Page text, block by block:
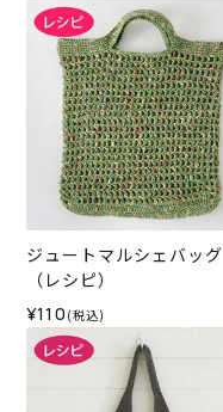
ジュートマルシェバッグ
（レシピ）
¥110 (税込)